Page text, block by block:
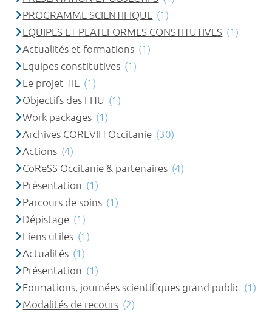
PROGRAMME SCIENTIFIQUE (1)
EQUIPES ET PLATEFORMES CONSTITUTIVES (1)
Actualités et formations (1)
Equipes constitutives (1)
Le projet TIE (1)
Objectifs des FHU (1)
Work packages (1)
Archives COREVIH Occitanie (30)
Actions (4)
CoReSS Occitanie & partenaires (4)
Présentation (1)
Parcours de soins (1)
Dépistage (1)
Liens utiles (1)
Actualités (1)
Présentation (1)
Formations, journées scientifiques grand public (1)
Modalités de recours (2)